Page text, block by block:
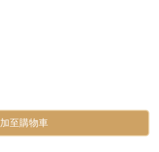
加至購物車